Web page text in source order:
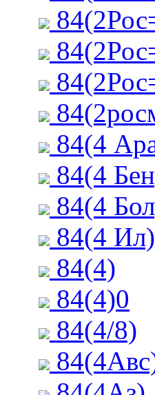
84(4
84(4
84(4
84(4 Ил)
84(4)
84(4)0
84(4/8)